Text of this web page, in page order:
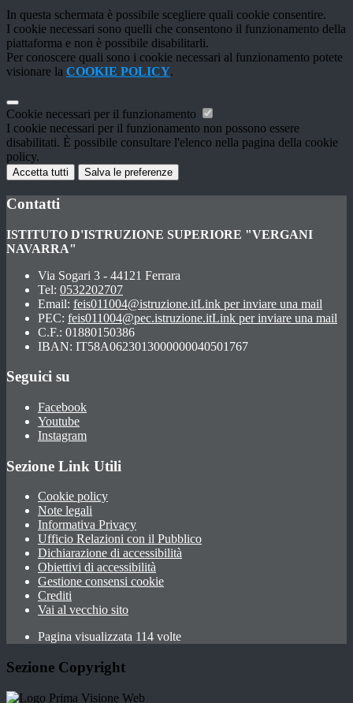
In questa schermata è possibile scegliere quali cookie consentire.
I cookie necessari sono quelli che consentono il funzionamento della
piattaforma e non è possibile disabilitarli.
Per conoscere quali sono i cookie necessari al funzionamento potete
visionare la COOKIE POLICY.
Cookie necessari per il funzionamento
I cookie necessari per il funzionamento non possono essere
disabilitati. È possibile consultare l'elenco nella pagina della cookie
policy.
Accetta tutti Salva le preferenze
Contatti
ISTITUTO D'ISTRUZIONE SUPERIORE "VERGANI
NAVARRA"
Via Sogari 3 - 44121 Ferrara
Tel: 0532202707
Email: feis011004@istruzione.itLink per inviare una mail
PEC: feis011004@pec.istruzione.itLink per inviare una mail
C.F.: 01880150386
IBAN: IT58A0623013000000040501767
Seguici su
Facebook
Youtube
Instagram
Sezione Link Utili
Cookie policy
Note legali
Informativa Privacy
Ufficio Relazioni con il Pubblico
Dichiarazione di accessibilità
Obiettivi di accessibilità
Gestione consensi cookie
Crediti
Vai al vecchio sito
Pagina visualizzata 114 volte
Sezione Copyright